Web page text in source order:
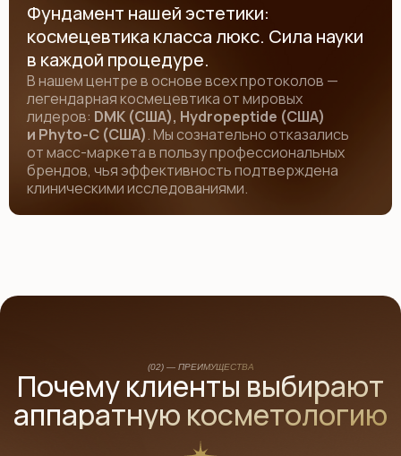
Фундамент нашей эстетики:
космецевтика класса люкс. Сила науки
в каждой процедуре.
В нашем центре в основе всех протоколов —
легендарная космецевтика от мировых
лидеров: DMK (США), Hydropeptide (США)
и Phyto-C (США). Мы сознательно отказались
от масс-маркета в пользу профессиональных
брендов, чья эффективность подтверждена
клиническими исследованиями.
(02) — ПРЕИМУЩЕСТВА
Почему клиенты выбирают
аппаратную косметологию